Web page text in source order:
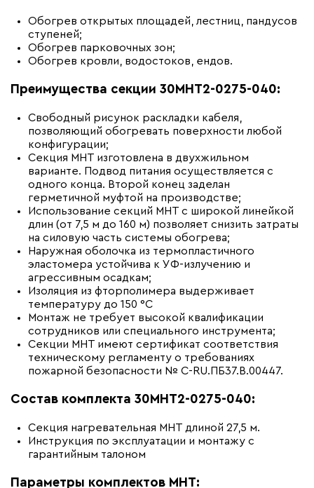
Обогрев открытых площадей, лестниц, пандусов
ступеней;
Обогрев парковочных зон;
Обогрев кровли, водостоков, ендов.
Преимущества секции 30МНТ2-0275-040:
Свободный рисунок раскладки кабеля,
позволяющий обогревать поверхности любой
конфигурации;
Секция МНТ изготовлена в двухжильном
варианте. Подвод питания осуществляется с
одного конца. Второй конец заделан
герметичной муфтой на производстве;
Использование секций МНТ с широкой линейкой
длин (от 7,5 м до 160 м) позволяет снизить затраты
на силовую часть системы обогрева;
Наружная оболочка из термопластичного
эластомера устойчива к УФ-излучению и
агрессивным осадкам;
Изоляция из фторполимера выдерживает
температуру до 150 °С
Монтаж не требует высокой квалификации
сотрудников или специального инструмента;
Секции МНТ имеют сертификат соответствия
техническому регламенту о требованиях
пожарной безопасности № С-RU.ПБ37.В.00447.
Состав комплекта 30МНТ2-0275-040:
Секция нагревательная МНТ длиной 27,5 м.
Инструкция по эксплуатации и монтажу с
гарантийным талоном
Параметры комплектов МНТ: